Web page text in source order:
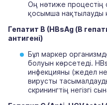
Оң нәтиже процестің
қосымша нақтылауды
Гепатит B (HBsAg (В
антигені)
Бұл маркер
болуын көрсетеді.
инфекцияны (жедел
вирусты
скринингтің негізгі